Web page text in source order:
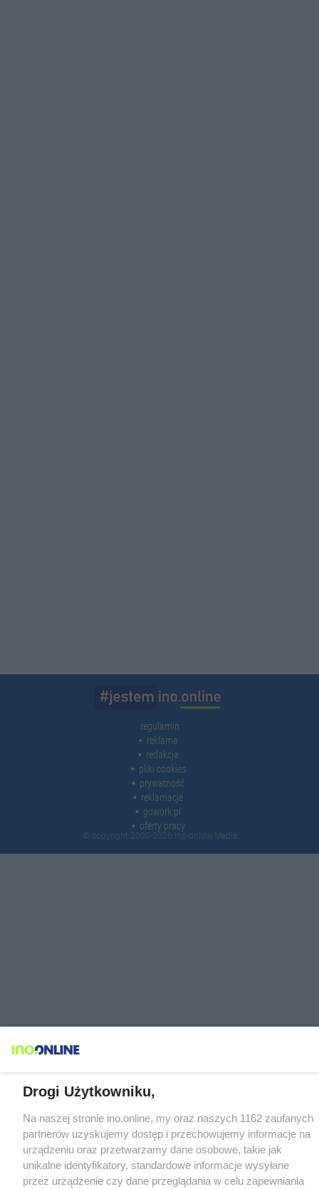
regulamin
reklama
redakcja
pliki cookies
prywatność
reklamacje
gowork.pl
oferty pracy
© copyright 2000-2026 Ino-online Media
Drogi Użytkowniku,
Na naszej stronie ino.online, my oraz naszych 1162 zaufanych
partnerów uzyskujemy dostęp i przechowujemy informacje na
urządzeniu oraz przetwarzamy dane osobowe, takie jak
unikalne identyfikatory, standardowe informacje wysyłane
przez urządzenie czy dane przeglądania w celu zapewniania